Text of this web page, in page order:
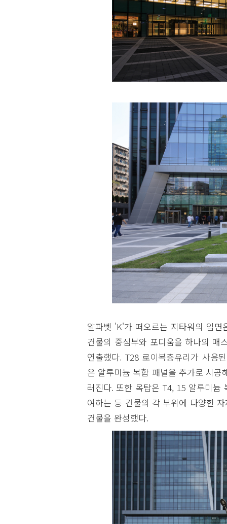
알파벳 'K'가 떠오르는 지타워의 입
건물의 중심부와 포디움을 하나의 매
연출했다. T28 로이복층유리가 사용
은 알루미늄 복합 패널을 추가로 시
러진다. 또한 옥탑은 T4, 15 알루미늄
여하는 등 건물의 각 부위에 다양한
건물을 완성했다.